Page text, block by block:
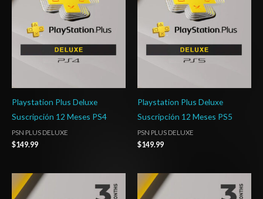
Playstation Plus Deluxe
Suscripción 12 Meses PS4
PSN PLUS DELUXE
$149.99
Playstation Plus Deluxe
Suscripción 12 Meses PS5
PSN PLUS DELUXE
$149.99